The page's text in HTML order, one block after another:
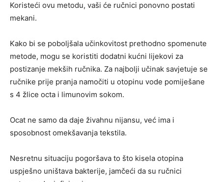
Koristeći ovu metodu, vaši će ručnici ponovno postati
mekani.
Kako bi se poboljšala učinkovitost prethodno spomenute
metode, mogu se koristiti dodatni kućni lijekovi za
postizanje mekših ručnika. Za najbolji učinak savjetuje se
ručnike prije pranja namočiti u otopinu vode pomiješane
s 4 žlice octa i limunovim sokom.
Ocat ne samo da daje živahnu nijansu, već ima i
sposobnost omekšavanja tekstila.
Nesretnu situaciju pogoršava to što kisela otopina
uspješno uništava bakterije, jamčeći da su ručnici